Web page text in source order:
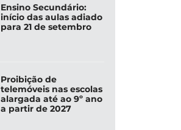
Ensino Secundário:
início das aulas adiado
para 21 de setembro
Proibição de
telemóveis nas escolas
alargada até ao 9º ano
a partir de 2027